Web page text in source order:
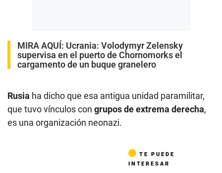
MIRA AQUÍ: Ucrania: Volodymyr Zelensky
supervisa en el puerto de Chornomorks el
cargamento de un buque granelero
Rusia ha dicho que esa antigua unidad paramilitar,
que tuvo vínculos con grupos de extrema derecha,
es una organización neonazi.
TE PUEDE
INTERESAR